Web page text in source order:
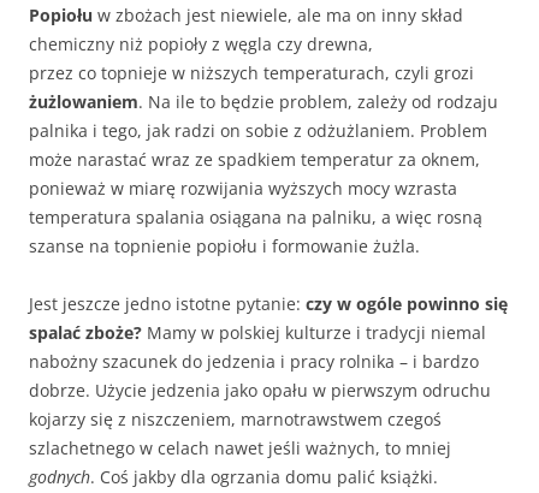
Popiołu w zbożach jest niewiele, ale ma on inny skład
chemiczny niż popioły z węgla czy drewna,
przez co topnieje w niższych temperaturach, czyli grozi
żużlowaniem. Na ile to będzie problem, zależy od rodzaju
palnika i tego, jak radzi on sobie z odżużlaniem. Problem
może narastać wraz ze spadkiem temperatur za oknem,
ponieważ w miarę rozwijania wyższych mocy wzrasta
temperatura spalania osiągana na palniku, a więc rosną
szanse na topnienie popiołu i formowanie żużla.
Jest jeszcze jedno istotne pytanie: czy w ogóle powinno się
spalać zboże? Mamy w polskiej kulturze i tradycji niemal
nabożny szacunek do jedzenia i pracy rolnika – i bardzo
dobrze. Użycie jedzenia jako opału w pierwszym odruchu
kojarzy się z niszczeniem, marnotrawstwem czegoś
szlachetnego w celach nawet jeśli ważnych, to mniej
godnych. Coś jakby dla ogrzania domu palić książki.